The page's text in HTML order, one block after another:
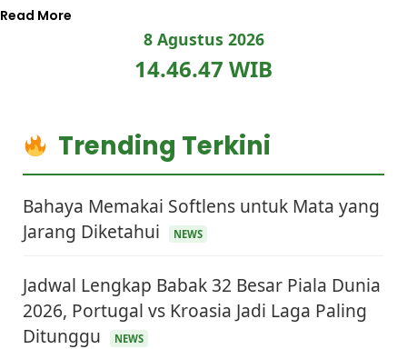
Read More
8 Agustus 2026
14.46.48 WIB
Trending Terkini
Bahaya Memakai Softlens untuk Mata yang
Jarang Diketahui
NEWS
Jadwal Lengkap Babak 32 Besar Piala Dunia
2026, Portugal vs Kroasia Jadi Laga Paling
Ditunggu
NEWS